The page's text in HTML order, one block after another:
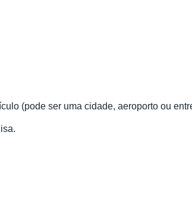
(pode ser uma cidade, aeroporto ou